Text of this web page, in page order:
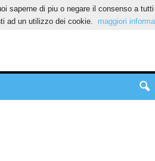
saperne di piu o negare il consenso a
ad un utilizzo dei cookie.
maggiori